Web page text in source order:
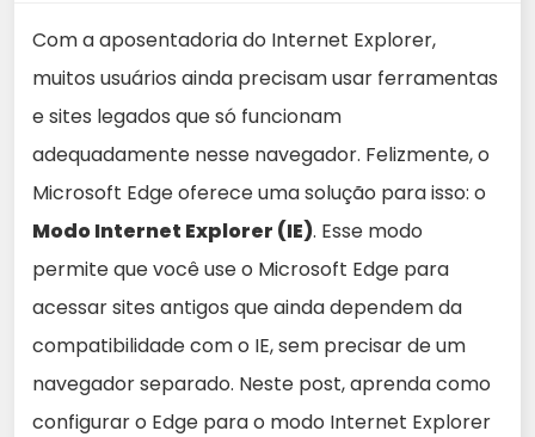
Com a aposentadoria do Internet Explorer,
muitos usuários ainda precisam usar ferramentas
e sites legados que só funcionam
adequadamente nesse navegador. Felizmente, o
Microsoft Edge oferece uma solução para isso: o
Modo Internet Explorer (IE). Esse modo
permite que você use o Microsoft Edge para
acessar sites antigos que ainda dependem da
compatibilidade com o IE, sem precisar de um
navegador separado. Neste post, aprenda como
configurar o Edge para o modo Internet Explorer